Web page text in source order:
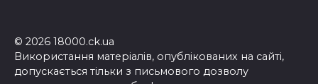
© 2026 18000.ck.ua
Використання матеріалів, опублікованих на сайті,
допускається тільки з письмового дозволу